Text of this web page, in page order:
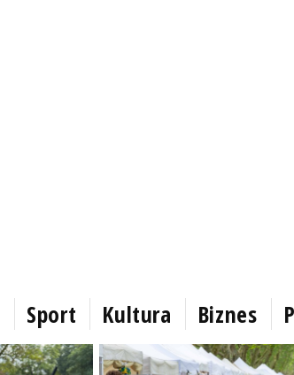
Sport Kultura Biznes